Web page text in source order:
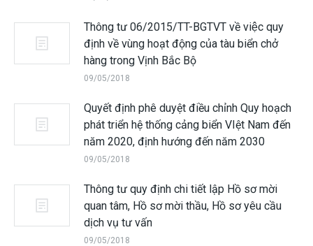
Thông tư 06/2015/TT-BGTVT về việc quy
định về vùng hoạt động của tàu biển chở
hàng trong Vịnh Bắc Bộ
09/05/2018
Quyết định phê duyệt điều chỉnh Quy hoạch
phát triển hệ thống cảng biển VIệt Nam đến
năm 2020, định hướng đến năm 2030
09/05/2018
Thông tư quy định chi tiết lập Hồ sơ mời
quan tâm, Hồ sơ mời thầu, Hồ sơ yêu cầu
dịch vụ tư vấn
09/05/2018